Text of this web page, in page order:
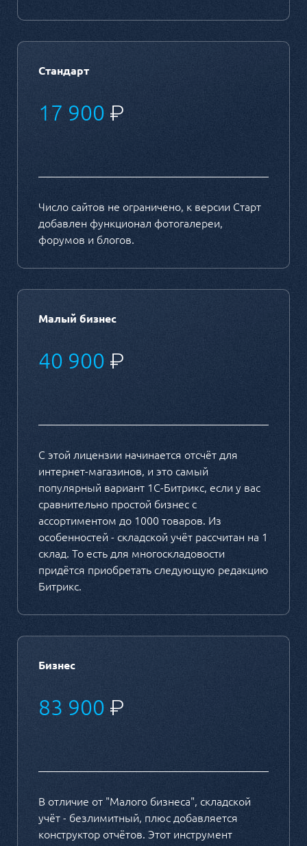
Стандарт
17 900 ₽
Число сайтов не ограничено, к версии Старт
добавлен функционал фотогалереи,
форумов и блогов.
Малый бизнес
40 900 ₽
С этой лицензии начинается отсчёт для
интернет-магазинов, и это самый
популярный вариант 1С-Битрикс, если у вас
сравнительно простой бизнес с
ассортиментом до 1000 товаров. Из
особенностей - складской учёт рассчитан на 1
склад. То есть для многоскладовости
придётся приобретать следующую редакцию
Битрикс.
Бизнес
83 900 ₽
В отличие от "Малого бизнеса", складской
учёт - безлимитный, плюс добавляется
конструктор отчётов. Этот инструмент